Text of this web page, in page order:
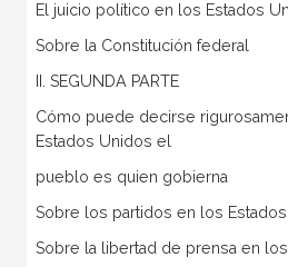
El juicio político en los Estados
Sobre la Constitución federal
II. SEGUNDA PARTE
Cómo puede decirse
Estados Unidos el
pueblo es quien gobierna
Sobre los partidos en los
Sobre la libertad de prensa en